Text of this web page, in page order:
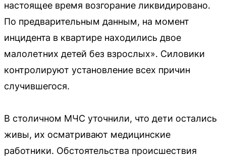
настоящее время возгорание ликвидировано.
По предварительным данным, на момент
инцидента в квартире находились двое
малолетних детей без взрослых». Силовики
контролируют установление всех причин
случившегося.
В столичном МЧС уточнили, что дети остались
живы, их осматривают медицинские
работники. Обстоятельства происшествия